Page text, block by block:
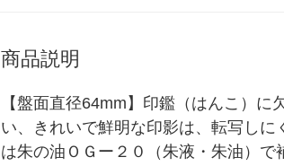
商品説明
【盤面直径64mm】印鑑（はんこ）
い、きれいで鮮明な印影は、転写し
は朱の油ＯＧー２０（朱液・朱油）